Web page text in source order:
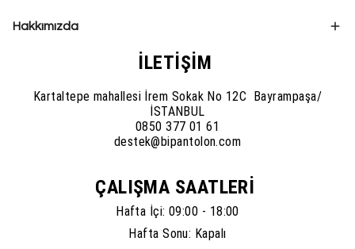
Hakkımızda
İLETİŞİM
Kartaltepe mahallesi İrem Sokak No 12C Bayrampaşa/
İSTANBUL
0850 377 01 61
destek@bipantolon.com
ÇALIŞMA SAATLERİ
Hafta İçi: 09:00 - 18:00
Hafta Sonu: Kapalı